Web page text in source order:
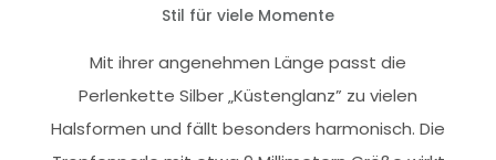
Stil für viele Momente
Mit ihrer angenehmen Länge passt die
Perlenkette Silber „Küstenglanz” zu vielen
Halsformen und fällt besonders harmonisch. Die